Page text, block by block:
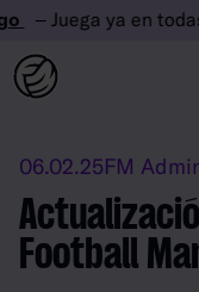
– Juega ya en todas
06.02.25FM
Football